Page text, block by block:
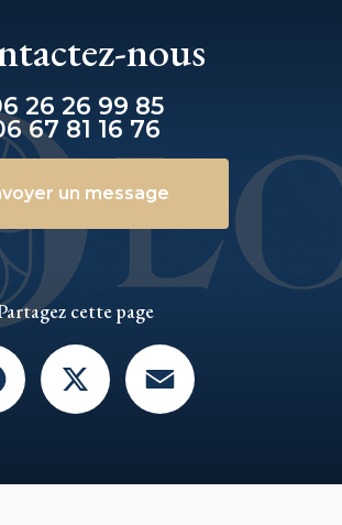
nous
26 26 99 85
67 81 16 76
un message
cette page
Facebook